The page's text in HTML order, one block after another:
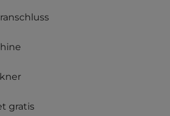
gratis